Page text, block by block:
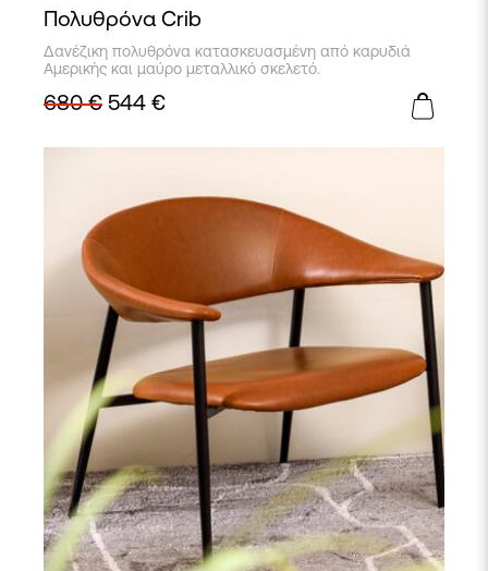
Πολυθρόνα Crib
Δανέζικη πολυθρόνα κατασκευασμένη από καρυδιά
Αμερικής και μαύρο μεταλλικό σκελετό.
680€ 544 €